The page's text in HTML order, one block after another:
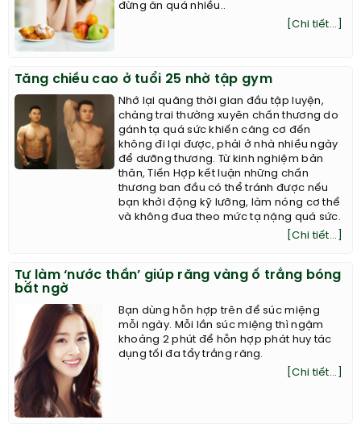
đừng ăn quá nhiều..
[Chi tiết...]
Tăng chiều cao ở tuổi 25 nhờ tập gym
Nhớ lại quãng thời gian đầu tập luyện,
chàng trai thường xuyên chấn thương do
gánh tạ quá sức khiến căng cơ đến
không đi lại được, phải ở nhà nhiều ngày
để dưỡng thương. Từ kinh nghiệm bản
thân, Tiến Hợp kết luận những chấn
thương ban đầu có thể tránh được nếu
bạn khởi động kỹ lưỡng, làm nóng cơ thể
và không đua theo mức tạ nặng quá sức.
[Chi tiết...]
Tự làm ‘nước thần’ giúp răng vàng ố trắng bóng
bất ngờ
Bạn dùng hỗn hợp trên để súc miệng
mỗi ngày. Mỗi lần súc miệng thì ngậm
khoảng 2 phút để hỗn hợp phát huy tác
dụng tối đa tẩy trắng răng.
[Chi tiết...]